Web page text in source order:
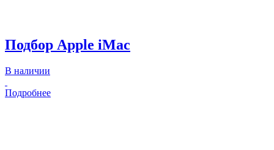
Подбор Apple iMac
В наличии
Подробнее